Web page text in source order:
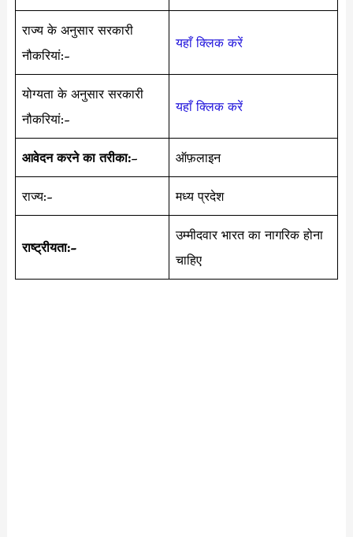
राज्य के अनुसार सरकारी
नौकरियां:-
यहाँ क्लिक करें
योग्यता के अनुसार सरकारी
नौकरियां:-
यहाँ क्लिक करें
आवेदन करने का तरीका:– ऑफ़लाइन
राज्य:- मध्य प्रदेश
राष्ट्रीयता:-
उम्मीदवार भारत का नागरिक होना
चाहिए